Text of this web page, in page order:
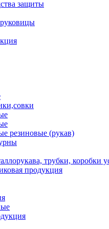
защиты
резиновые (рукав)
трубки, коробки
продукция